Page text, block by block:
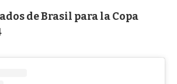
de Brasil para la Copa